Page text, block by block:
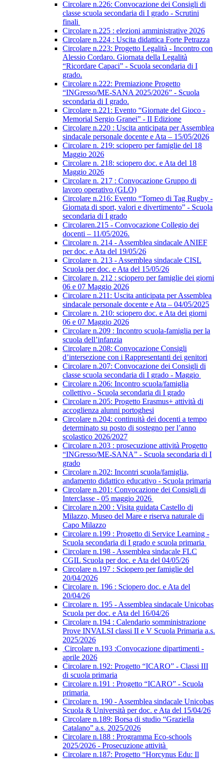
Circolare n.226: Convocazione dei Consigli di
classe scuola secondaria di I grado - Scrutini
finali
Circolare n.225 : elezioni amministrative 2026
Circolare n.224 : Uscita didattica Forte Petrazza
Circolare n.223: Progetto Legalità - Incontro con
Alessio Cordaro. Giornata della Legalità
“Ricordare Capaci” - Scuola secondaria di I
grado.
Circolare n.222: Premiazione Progetto
“INGresso/ME-SANA 2025/2026” - Scuola
secondaria di I grado.
Circolare n.221: Evento “Giornate del Gioco -
Memorial Sergio Granei” - II Edizione
Circolare n.220 : Uscita anticipata per Assemblea
sindacale personale docente e Ata – 15/05/2026
Circolare n. 219: sciopero per famiglie del 18
Maggio 2026
Circolare n. 218: sciopero doc. e Ata del 18
Maggio 2026
Circolare n. 217 : Convocazione Gruppo di
lavoro operativo (GLO)
Circolare n.216: Evento “Torneo di Tag Rugby -
Giornata di sport, valori e divertimento” - Scuola
secondaria di I grado
Circolaren.215 - Convocazione Collegio dei
docenti – 11/05/2026.
Circolare n. 214 - Assemblea sindacale ANIEF
per doc. e Ata del 19/05/26
Circolare n. 213 - Assemblea sindacale CISL
Scuola per doc. e Ata del 15/05/26
Circolare n. 212 : sciopero per famiglie dei giorni
06 e 07 Maggio 2026
Circolare n.211: Uscita anticipata per Assemblea
sindacale personale docente e Ata – 04/05/2025
Circolare n. 210: sciopero doc. e Ata dei giorni
06 e 07 Maggio 2026
Circolare n.209 : Incontro scuola-famiglia per la
scuola dell’infanzia
Circolare n.208: Convocazione Consigli
d’intersezione con i Rappresentanti dei genitori
Circolare n.207: Convocazione dei Consigli di
classe scuola secondaria di I grado - Maggio
Circolare n.206: Incontro scuola/famiglia
collettivo - Scuola secondaria di I grado
Circolare n.205: Progetto Erasmus+ attività di
accoglienza alunni portoghesi
Circolare n.204: continuità dei docenti a tempo
determinato su posto di sostegno per l’anno
scolastico 2026/2027
Circolare n.203 : prosecuzione attività Progetto
“INGresso/ME-SANA” - Scuola secondaria di I
grado
Circolare n.202: Incontri scuola/famiglia,
andamento didattico educativo - Scuola primaria
Circolare n.201: Convocazione dei Consigli di
Interclasse - 05 maggio 2026
Circolare n.200 : Visita guidata Castello di
Milazzo, Museo del Mare e riserva naturale di
Capo Milazzo
Circolare n.199 : Progetto di Service Learning -
Scuola secondaria di I grado e scuola primaria
Circolare n.198 - Assemblea sindacale FLC
CGIL Scuola per doc. e Ata del 04/05/26
Circolare n.197 : Sciopero per famiglie del
20/04/2026
Circolare n. 196 : Sciopero doc. e Ata del
20/04/26
Circolare n. 195 - Assemblea sindacale Unicobas
Scuola per doc. e Ata del 16/04/26
Circolare n.194 : Calendario somministrazione
Prove INVALSI classi II e V Scuola Primaria a.s.
2025/2026
Circolare n.193 :Convocazione dipartimenti -
aprile 2026
Circolare n.192: Progetto “ICARO” - Classi III
di scuola primaria
Circolare n.191 : Progetto “ICARO” - Scuola
primaria
Circolare n. 190 - Assemblea sindacale Unicobas
Scuola & Università per doc. e Ata del 15/04/26
Circolare n.189: Borsa di studio “Graziella
Catalano” a.s. 2025/2026
Circolare n.188 : Programma Eco-schools
2025/2026 - Prosecuzione attività
Circolare n.187: Progetto “Horcynus Edu: Il